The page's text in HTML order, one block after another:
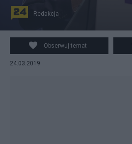
Krzysztof Śmiszek, fot. Facebook
Redakcja
Obserwuj temat
24.03.2019